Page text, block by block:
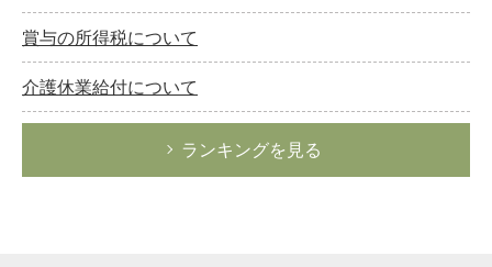
賞与の所得税について
介護休業給付について
ランキングを見る